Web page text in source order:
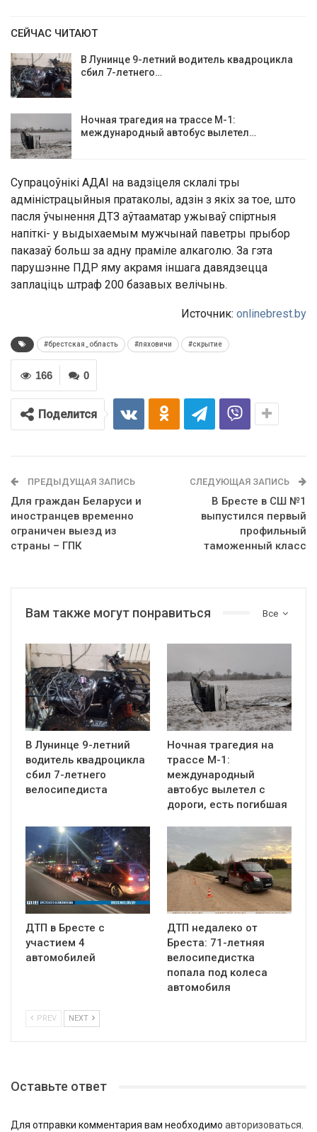
СЕЙЧАС ЧИТАЮТ
В Лунинце 9-летний водитель квадроцикла
сбил 7-летнего…
Ночная трагедия на трассе М-1:
международный автобус вылетел…
Супрацоўнікі АДАІ на вадзіцеля склалі тры
адміністрацыйныя пратаколы, адзін з якіх за тое, што
пасля ўчынення ДТЗ аўтааматар ужываў спіртныя
напіткі- у выдыхаемым мужчынай паветры прыбор
паказаў больш за адну праміле алкаголю. За гэта
парушэнне ПДР яму акрамя іншага давядзецца
заплаціць штраф 200 базавых велічынь.
Источник: onlinebrest.by
#брестская_область #ляховичи #скрытие
0
166
Поделится
ПРЕДЫДУЩАЯ ЗАПИСЬ
Для граждан Беларуси и
иностранцев временно
ограничен выезд из
страны – ГПК
СЛЕДУЮЩАЯ ЗАПИСЬ
В Бресте в СШ №1
выпустился первый
профильный
таможенный класс
Все
Вам также могут понравиться
В Лунинце 9-летний
водитель квадроцикла
сбил 7-летнего
велосипедиста
Ночная трагедия на
трассе М-1:
международный
автобус вылетел с
дороги, есть погибшая
ДТП в Бресте с
участием 4
автомобилей
ДТП недалеко от
Бреста: 71-летняя
велосипедистка
попала под колеса
автомобиля
PREV NEXT
Оставьте ответ
Для отправки комментария вам необходимо авторизоваться